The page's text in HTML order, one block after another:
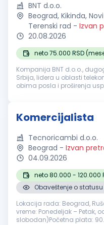
BNT d.o.o.
Beograd, Kikinda,
Terenski rad - Izvan
20.08.2026
neto 75.000 RSD
Kompanija BNT d.o.o.,
Srbija, lidera u oblasti
obima posla i proširenja
Komercijalista
Tecnoricambi d.o.o.
Beograd - Izvan
04.09.2026
neto 80.000 - 120.000
Obaveštenje o
Lokacija rada: Beograd,
vreme: Ponedeljak – Petak,
slobodan)Početna plata: